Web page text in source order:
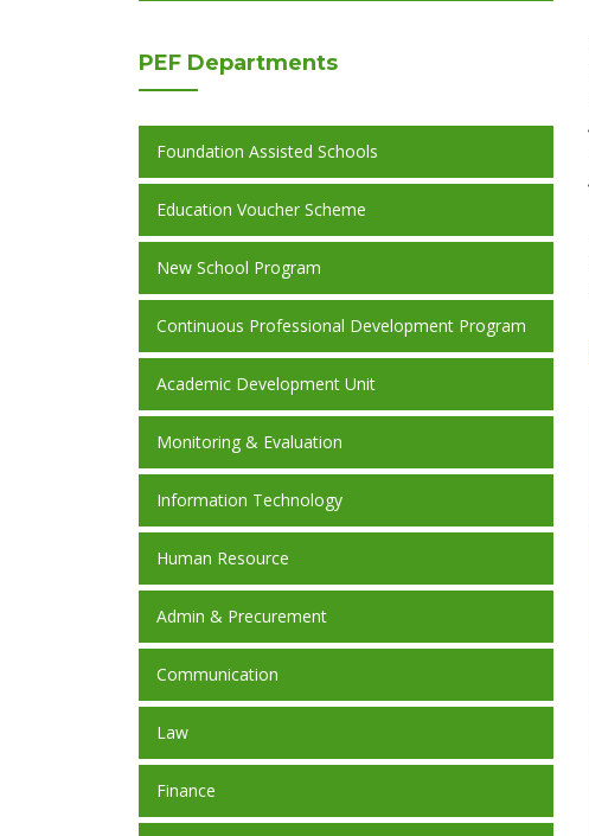
PEF Departments
Foundation Assisted Schools
Education Voucher Scheme
New School Program
Continuous Professional Development Program
Academic Development Unit
Monitoring & Evaluation
Information Technology
Human Resource
Admin & Precurement
Communication
Law
Finance